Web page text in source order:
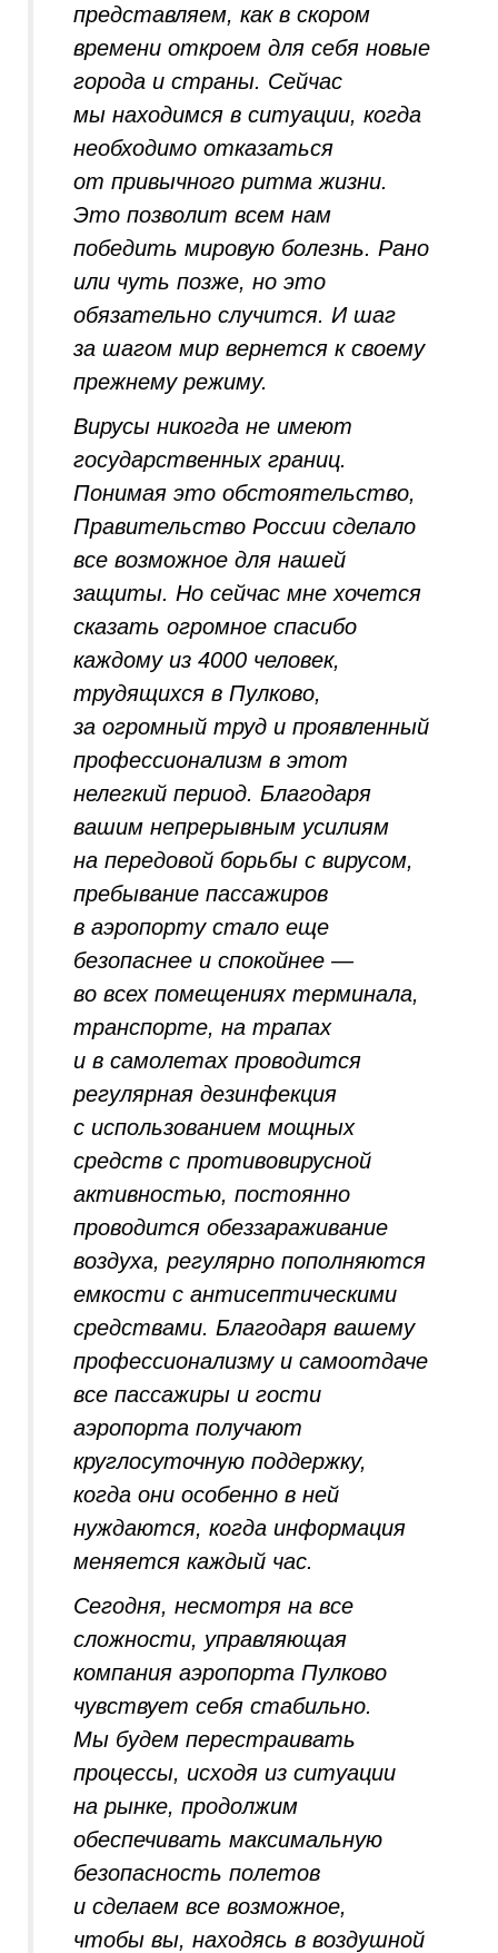
представляем, как в скором
времени откроем для себя новые
города и страны. Сейчас
мы находимся в ситуации, когда
необходимо отказаться
от привычного ритма жизни.
Это позволит всем нам
победить мировую болезнь. Рано
или чуть позже, но это
обязательно случится. И шаг
за шагом мир вернется к своему
прежнему режиму.
Вирусы никогда не имеют
государственных границ.
Понимая это обстоятельство,
Правительство России сделало
все возможное для нашей
защиты. Но сейчас мне хочется
сказать огромное спасибо
каждому из 4000 человек,
трудящихся в Пулково,
за огромный труд и проявленный
профессионализм в этот
нелегкий период. Благодаря
вашим непрерывным усилиям
на передовой борьбы с вирусом,
пребывание пассажиров
в аэропорту стало еще
безопаснее и спокойнее —
во всех помещениях терминала,
транспорте, на трапах
и в самолетах проводится
регулярная дезинфекция
с использованием мощных
средств с противовирусной
активностью, постоянно
проводится обеззараживание
воздуха, регулярно пополняются
емкости с антисептическими
средствами. Благодаря вашему
профессионализму и самоотдаче
все пассажиры и гости
аэропорта получают
круглосуточную поддержку,
когда они особенно в ней
нуждаются, когда информация
меняется каждый час.
Сегодня, несмотря на все
сложности, управляющая
компания аэропорта Пулково
чувствует себя стабильно.
Мы будем перестраивать
процессы, исходя из ситуации
на рынке, продолжим
обеспечивать максимальную
безопасность полетов
и сделаем все возможное,
чтобы вы, находясь в воздушной